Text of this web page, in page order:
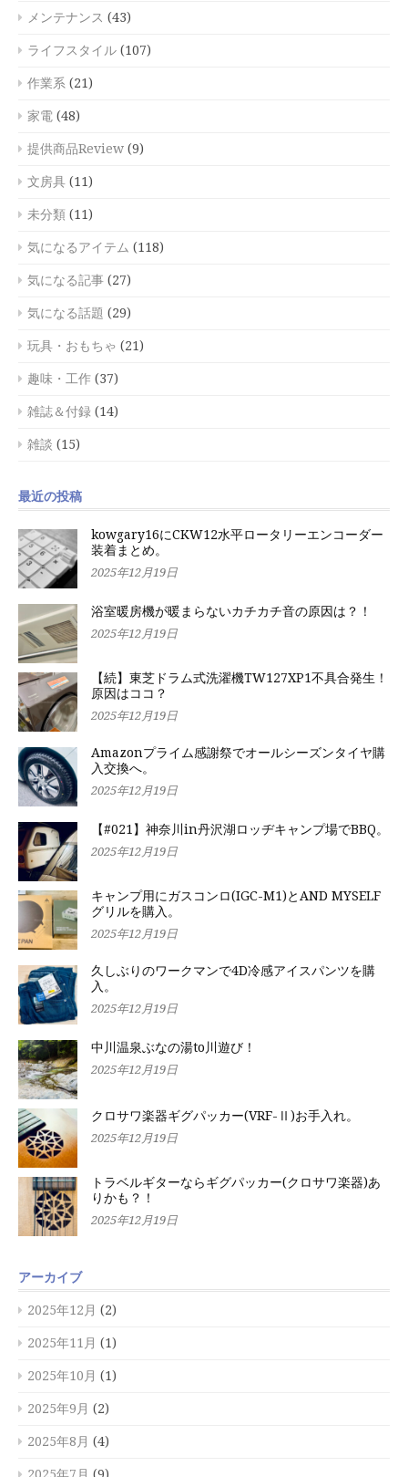
メンテナンス (43)
ライフスタイル (107)
作業系 (21)
家電 (48)
提供商品Review (9)
文房具 (11)
未分類 (11)
気になるアイテム (118)
気になる記事 (27)
気になる話題 (29)
玩具・おもちゃ (21)
趣味・工作 (37)
雑誌＆付録 (14)
雑談 (15)
最近の投稿
kowgary16にCKW12水平ロータリーエンコーダー
装着まとめ。
2025年12月19日
浴室暖房機が暖まらないカチカチ音の原因は？！
2025年12月19日
【続】東芝ドラム式洗濯機TW127XP1不具合発生！
原因はココ？
2025年12月19日
Amazonプライム感謝祭でオールシーズンタイヤ購
入交換へ。
2025年12月19日
【#021】神奈川in丹沢湖ロッヂキャンプ場でBBQ。
2025年12月19日
キャンプ用にガスコンロ(IGC-M1)とAND MYSELF
グリルを購入。
2025年12月19日
久しぶりのワークマンで4D冷感アイスパンツを購
入。
2025年12月19日
中川温泉ぶなの湯to川遊び！
2025年12月19日
クロサワ楽器ギグパッカー(VRF-Ⅱ)お手入れ。
2025年12月19日
トラベルギターならギグパッカー(クロサワ楽器)あ
りかも？！
2025年12月19日
アーカイブ
2025年12月 (2)
2025年11月 (1)
2025年10月 (1)
2025年9月 (2)
2025年8月 (4)